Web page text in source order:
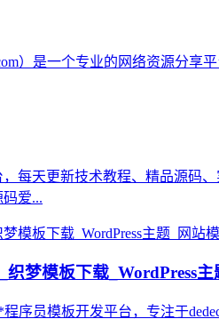
）是一个专业的网络资源分享
每天更新技术教程、精品源码
爱...
梦模板下载_WordPress
序员模板开发平台，专注于